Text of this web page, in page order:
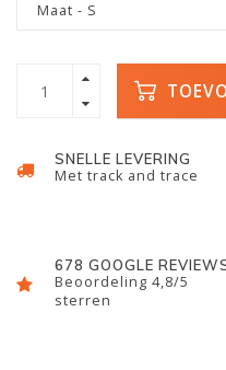
Maat - S
SNELLE LEVERING
Met track and trace
678 GOOGLE
Beoordeling 4,8/5
sterren